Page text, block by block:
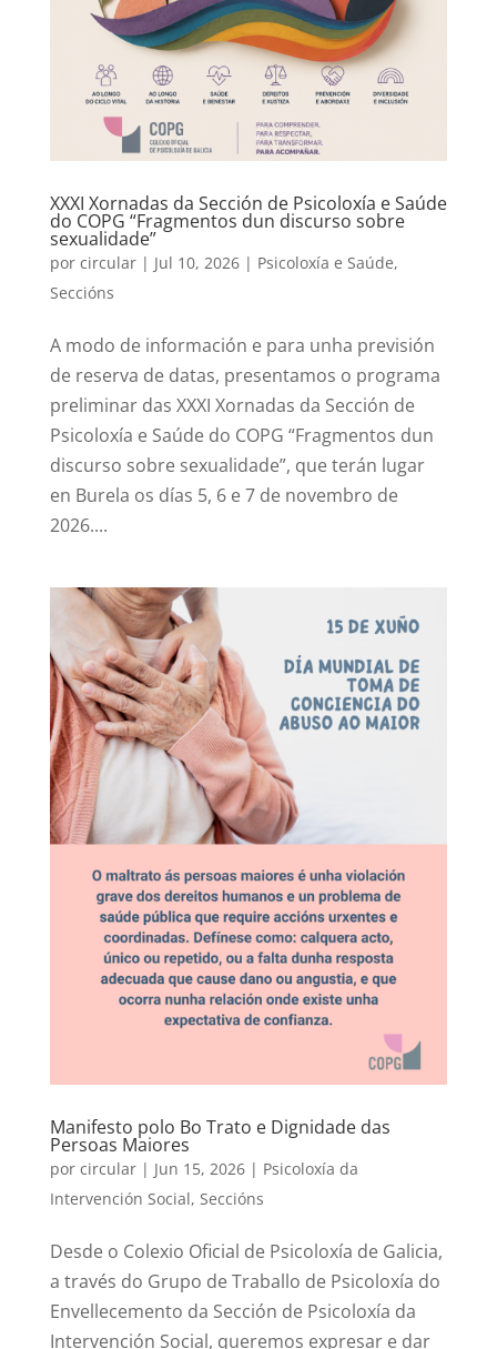
XXXI Xornadas da Sección de Psicoloxía e Saúde
do COPG “Fragmentos dun discurso sobre
sexualidade”
por circular| Jul 10, 2026| Psicoloxía e Saúde,
Seccións
A modo de información e para unha previsión
de reserva de datas, presentamos o programa
preliminar das XXXI Xornadas da Sección de
Psicoloxía e Saúde do COPG “Fragmentos dun
discurso sobre sexualidade”, que terán lugar
en Burela os días 5, 6 e 7 de novembro de
2026....
Manifesto polo Bo Trato e Dignidade das
Persoas Maiores
por circular| Jun 15, 2026| Psicoloxía da
Intervención Social, Seccións
Desde o Colexio Oficial de Psicoloxía de Galicia,
a través do Grupo de Traballo de Psicoloxía do
Envellecemento da Sección de Psicoloxía da
Intervención Social, queremos expresar e dar